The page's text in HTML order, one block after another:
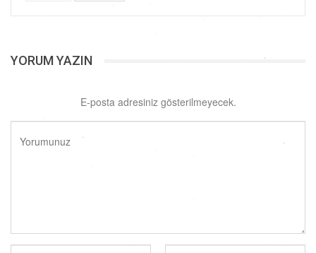
YORUM YAZIN
E-posta adresiniz gösterilmeyecek.